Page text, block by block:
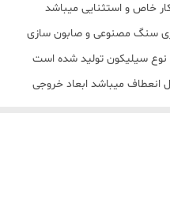
خاص و استثنایی میباشد
سنگ مصنوعی و صابون سازی
نوع سیلیکون تولید شده است
انعطاف میباشد ابعاد خروجی